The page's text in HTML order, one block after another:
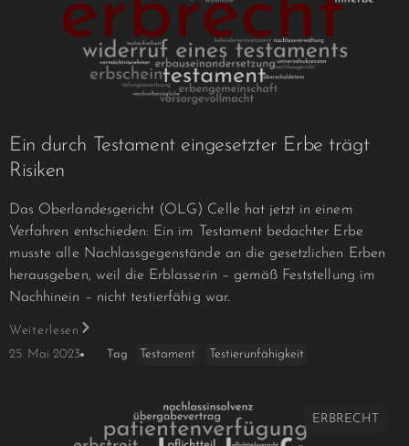
Ein durch Testament eingesetzter Erbe trägt
Risiken
Das Oberlandesgericht (OLG) Celle hat jetzt in einem
Verfahren entschieden: Ein im Testament bedachter Erbe
musste alle Nachlassgegenstände an die gesetzlichen Erben
herausgeben, weil die Erblasserin – gemäß Feststellung im
Nachhinein – nicht testierfähig war.
Weiterlesen
25. Mai 2023
Tag Testament Testierunfähigkeit
ERBRECHT